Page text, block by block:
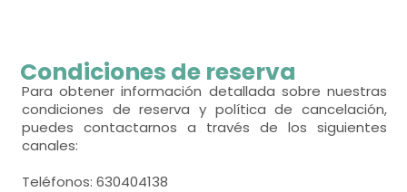
WC,
lavabo, ducha, toallas,
habitación con varias camas
- cama litera para 2 personas = 7
Calefacción,
armario,
Condiciones de reserva
Para obtener información detallada sobre nuestras
condiciones de reserva y política de cancelación,
puedes contactarnos a través de los siguientes
canales:
Teléfonos: 630404138